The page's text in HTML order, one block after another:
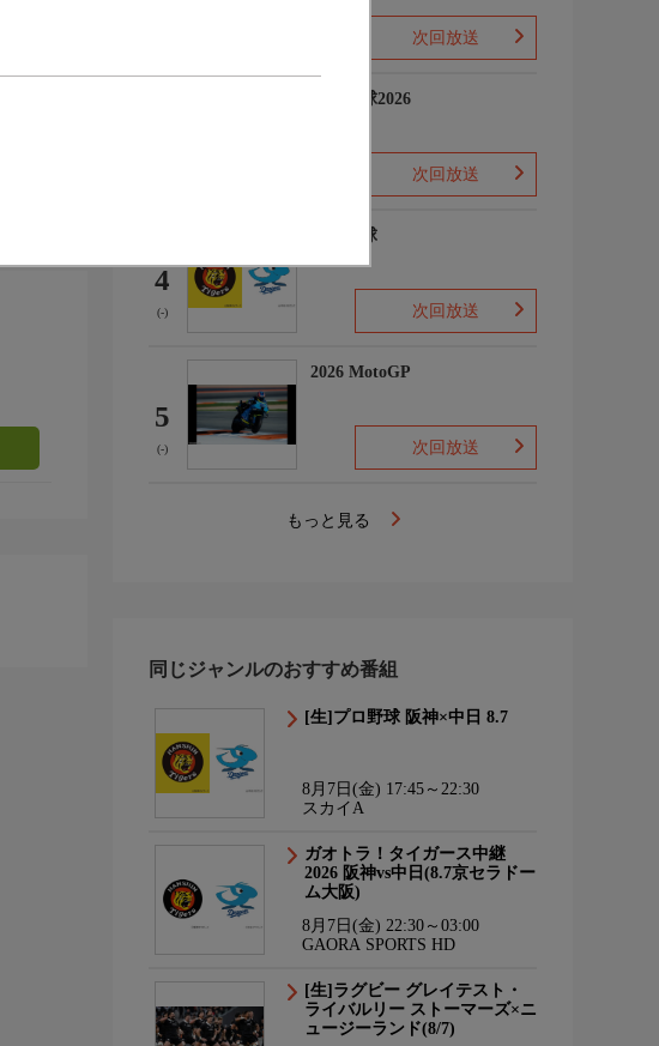
次回放送
プロ野球2026
次回放送
4
(-)
プロ野球
次回放送
5
(-)
2026 MotoGP
次回放送
もっと見る
同じジャンルのおすすめ番組
[生]プロ野球 阪神×中日 8.7
8月7日(金) 17:45～22:30
スカイA
ガオトラ！タイガース中継
2026 阪神vs中日(8.7京セラドー
ム大阪)
8月7日(金) 22:30～03:00
GAORA SPORTS HD
[生]ラグビー グレイテスト・
ライバルリー ストーマーズ×ニ
ュージーランド(8/7)